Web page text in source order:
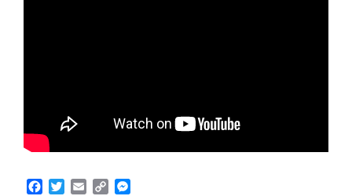
Facebook
TwitterEmailCopy